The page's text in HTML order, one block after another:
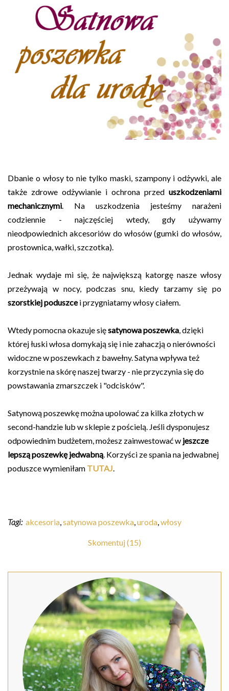
Dbanie o włosy to nie tylko maski, szampony i odżywki, ale
także zdrowe odżywianie i ochrona przed uszkodzeniami
mechanicznymi . Na uszkodzenia jesteśmy narażeni
codziennie - najczęściej wtedy, gdy używamy
nieodpowiednich akcesoriów do włosów (gumki do włosów,
prostownica, wałki, szczotka).
Jednak wydaje mi się, że największą katorgę nasze włosy
przeżywają w nocy, podczas snu, kiedy tarzamy się po
szorstkiej poduszcei przygniatamy włosy ciałem.
Wtedy pomocna okazuje sięsatynowa poszewka , dzięki
której łuski włosa domykają się i nie zahaczją o nierówności
widoczne w poszewkach z bawełny. Satyna wpływa też
korzystnie na skórę naszej twarzy - nie przyczynia się do
powstawania zmarszczek i "odcisków".
Satynową poszewkę można upolować za kilka złotych w
second-handzie lub w sklepie z pościelą. Jeśli dysponujesz
odpowiednim budżetem, możesz zainwestować w jeszcze
lepszą poszewkę jedwabną . Korzyści ze spania na jedwabnej
poduszce wymieniłam TUTAJ
Tagi: akcesoria satynowa poszewka uroda włosy
Skomentuj (15)